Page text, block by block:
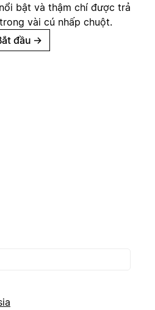
bật và thậm chí được trả
vài cú nhấp chuột.
đầu →